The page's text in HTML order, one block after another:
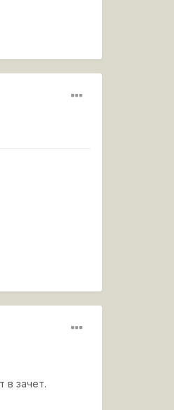
в зачет.